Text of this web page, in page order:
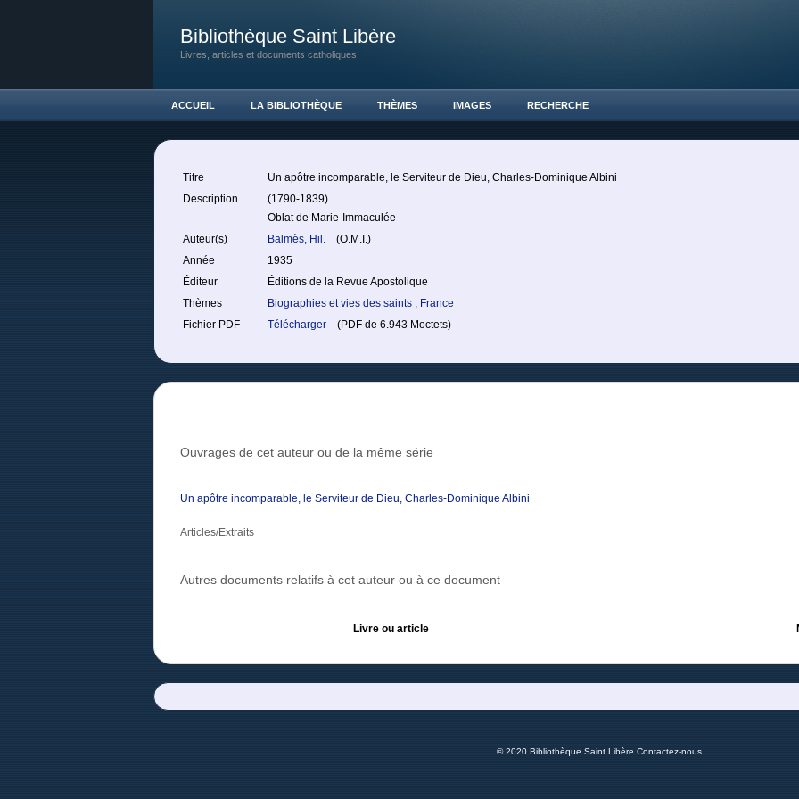
Bibliothèque Saint Libère
Livres, articles et documents catholiques
ACCUEIL LA BIBLIOTHÈQUE THÈMES IMAGES RECHERCHE
Titre
Un apôtre incomparable, le Serviteur de Dieu, Charles-Dominique Albini
Description
(1790-1839)
Oblat de Marie-Immaculée
Auteur(s)
Balmès, Hil.
(O.M.I.)
Année
1935
Éditeur
Éditions de la Revue Apostolique
Thèmes
Biographies et vies des saints ; France
Fichier PDF
Télécharger (PDF de 6.943 Moctets)
Ouvrages de cet auteur ou de la même série
Un apôtre incomparable, le Serviteur de Dieu, Charles-Dominique Albini
Articles/Extraits
Autres documents relatifs à cet auteur ou à ce document
Livre ou article
© 2020 Bibliothèque Saint Libère Contactez-nous